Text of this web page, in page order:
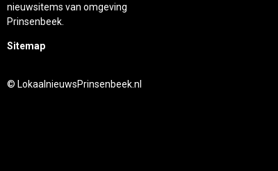
nieuwsitems van omgeving
Prinsenbeek.
Sitemap
© LokaalnieuwsPrinsenbeek.nl